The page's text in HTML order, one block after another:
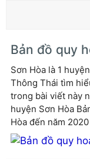
Bản đồ quy
Sơn Hòa là 1
Thông Thái tìm
trong bài viết này
huyện Sơn Hòa
Hòa đến năm